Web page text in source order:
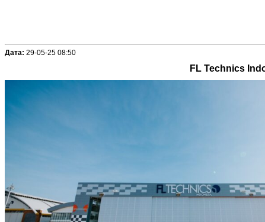
Дата: 29-05-25 08:50
FL Technics